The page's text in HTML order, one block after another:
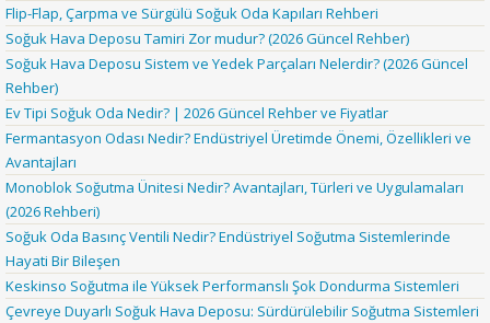
Flip-Flap, Çarpma ve Sürgülü Soğuk Oda Kapıları Rehberi
Soğuk Hava Deposu Tamiri Zor mudur? (2026 Güncel Rehber)
Soğuk Hava Deposu Sistem ve Yedek Parçaları Nelerdir? (2026 Güncel
Rehber)
Ev Tipi Soğuk Oda Nedir? | 2026 Güncel Rehber ve Fiyatlar
Fermantasyon Odası Nedir? Endüstriyel Üretimde Önemi, Özellikleri ve
Avantajları
Monoblok Soğutma Ünitesi Nedir? Avantajları, Türleri ve Uygulamaları
(2026 Rehberi)
Soğuk Oda Basınç Ventili Nedir? Endüstriyel Soğutma Sistemlerinde
Hayati Bir Bileşen
Keskinso Soğutma ile Yüksek Performanslı Şok Dondurma Sistemleri
Çevreye Duyarlı Soğuk Hava Deposu: Sürdürülebilir Soğutma Sistemleri